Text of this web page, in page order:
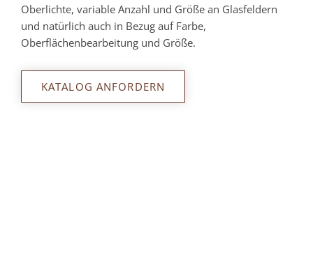
Oberlichte, variable Anzahl und Größe an Glasfeldern
und natürlich auch in Bezug auf Farbe,
Oberflächenbearbeitung und Größe.
KATALOG ANFORDERN